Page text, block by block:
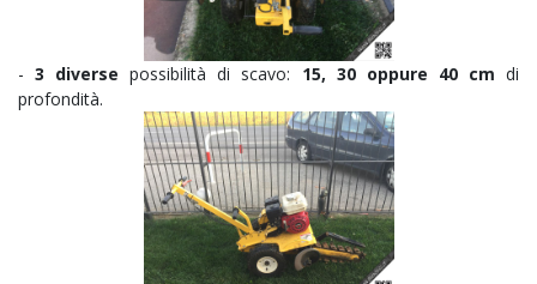
-3 diverse possibilità di scavo: 15, 30 oppure 40 cmdi
profondità.